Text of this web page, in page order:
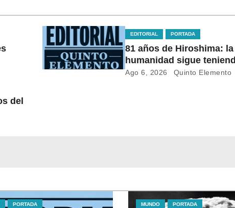
EDITORIAL PORTADA
81 años de Hiroshima: la
humanidad sigue
bomba en sus manos
Ago 6, 2026 Quinto Elemento
PORTADA MUNDO PORTADA